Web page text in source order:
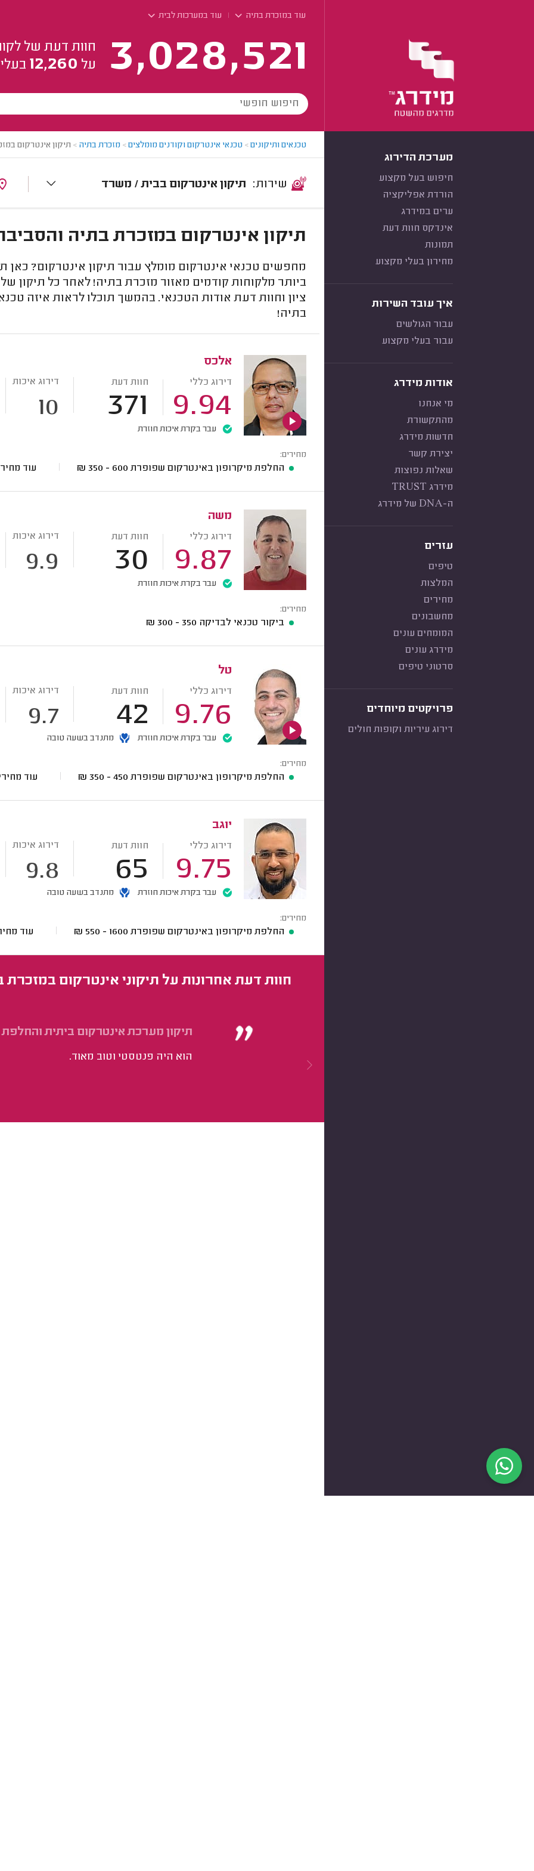
עוד במזכרת בתיה עוד במערכות לבית
3,028,521
חוות דעת של
על 12,260
מערכת הדירוג
חיפוש בעל מקצוע
הורדת אפליקציה
ערים במידרג
אינדקס חוות דעת
תמונות
מחירון בעלי מקצוע
איך עובד השירות
עבור הגולשים
עבור בעלי מקצוע
אודות מידרג
מי אנחנו
מהתקשורת
חדשות מידרג
יצירת קשר
שאלות נפוצות
מידרג TRUST
ה-DNA של מידרג
עזרים
טיפים
המלצות
מחירים
מחשבונים
המומחים עונים
מידרג עונים
סרטוני טיפים
פרויקטים מיוחדים
דירוג עיריות וקופות חולים
טכנאים ותיקונים> טכנאי אינטרקום וקודנים מומלצים> מזכרת בתיה > תיקון אינטרקום
תיקון אינטרקום בבית / משרד
תיקון אינטרקום במזכרת בתיה
מחפשים טכנאי אינטרקום מומלץ עבור תיקון אינטרקום? כאן
ביותר מלקוחות קודמים מאזור מזכרת בתיה! לאחר כל תיקון
ציון וחוות דעת אודות הטכנאי. בהמשך תוכלו לראות איזה
בתיה!
אלכס
דירוג כללי
9.94
חוות דעת
371
דירוג איכות
10
עבר בקרת איכות חוזרת
מחירים:
החלפת מיקרופון באינטרקום שפופרת 600 - 350
₪ עוד
משה
דירוג כללי
9.87
חוות דעת
30
דירוג איכות
9.9
עבר בקרת איכות חוזרת
מחירים:
ביקור טכנאי לבדיקה 350 - 300
₪
טל
דירוג כללי
9.76
חוות דעת
42
דירוג איכות
9.7
עבר בקרת איכות חוזרת מתנדב בשעה טובה
מחירים:
החלפת מיקרופון באינטרקום שפופרת 450 - 350
₪ עוד
יוגב
דירוג כללי
9.75
חוות דעת
65
דירוג איכות
9.8
עבר בקרת איכות חוזרת מתנדב בשעה טובה
מחירים:
החלפת מיקרופון באינטרקום שפופרת 1600 - 550
₪ עוד
חוות דעת אחרונות על תיקוני אינטרקום במזכרת
תיקון מערכת אינטרקום ביתית
הוא היה פנטסטי וטוב מאוד.